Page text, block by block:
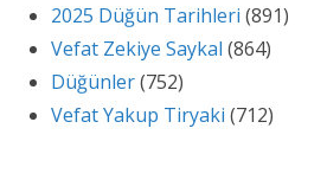
2025 Düğün Tarihleri (891)
Vefat Zekiye Saykal (864)
Düğünler(752)
Vefat Yakup Tiryaki (712)